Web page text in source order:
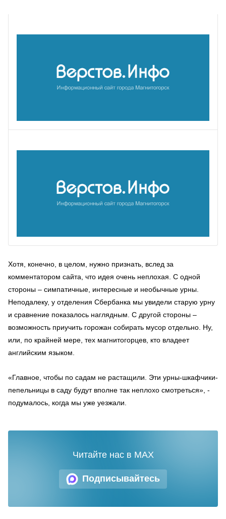
Хотя, конечно, в целом, нужно признать, вслед за
комментатором сайта, что идея очень неплохая. С одной
стороны – симпатичные, интересные и необычные урны.
Неподалеку, у отделения Сбербанка мы увидели старую урну
и сравнение показалось наглядным. С другой стороны –
возможность приучить горожан собирать мусор отдельно. Ну,
или, по крайней мере, тех магнитогорцев, кто владеет
английским языком.
«Главное, чтобы по садам не растащили. Эти урны-шкафчики-
пепельницы в саду будут вполне так неплохо смотреться», -
подумалось, когда мы уже уезжали.
Подписывайтесь
Читайте нас в MAX